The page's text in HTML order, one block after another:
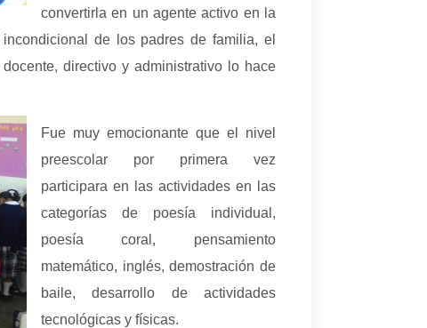
convertirla en un agente activo en la
de los padres de familia, el
directivo y administrativo lo hace
Fue muy emocionante que el nivel
preescolar por primera vez
participara en las actividades en las
categorías de poesía individual,
poesía coral, pensamiento
matemático, inglés, demostración de
baile, desarrollo de actividades
tecnológicas y físicas.